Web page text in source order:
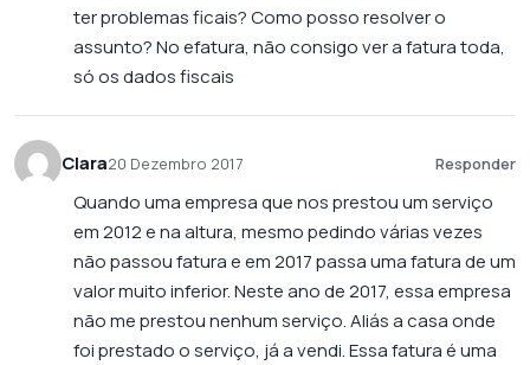
ter problemas ficais? Como posso resolver o
assunto? No efatura, não consigo ver a fatura toda,
só os dados fiscais
Clara20 Dezembro 2017 Responder
Quando uma empresa que nos prestou um serviço
em 2012 e na altura, mesmo pedindo várias vezes
não passou fatura e em 2017 passa uma fatura de um
valor muito inferior. Neste ano de 2017, essa empresa
não me prestou nenhum serviço. Aliás a casa onde
foi prestado o serviço, já a vendi. Essa fatura é uma